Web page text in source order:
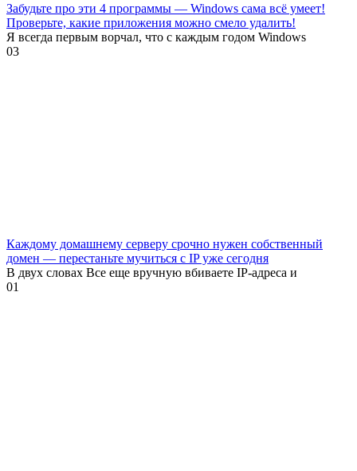
Забудьте про эти 4 программы — Windows сама всё умеет!
Проверьте, какие приложения можно смело удалить!
Я всегда первым ворчал, что с каждым годом Windows
03
Каждому домашнему серверу срочно нужен собственный
домен — перестаньте мучиться с IP уже сегодня
В двух словах Все еще вручную вбиваете IP-адреса и
01